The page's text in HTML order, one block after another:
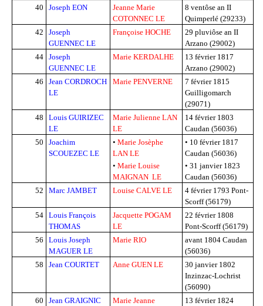
40
Joseph EON
Jeanne Marie
COTONNEC LE
8 ventôse an II
Quimperlé (29233)
42
Joseph
GUENNEC LE
Françoise HOCHE
29 pluviôse an II
Arzano (29002)
44 Joseph
GUENNEC LE
Marie KERDALHE
13 février 1817
Arzano (29002)
46
Jean CORDROCH
LE
Marie PENVERNE
7 février 1815
Guilligomarch
(29071)
48
Louis GUIRIZEC
LE
Marie Julienne LAN
LE
14 février 1803
Caudan (56036)
50
Joachim
SCOUEZEC LE
• Marie Josèphe
LAN LE
• Marie Louise
MAIGNAN LE
• 10 février 1817
Caudan (56036)
• 31 janvier 1823
Caudan (56036)
52
Marc JAMBET Louise CALVE LE 4 février 1793 Pont-
Scorff (56179)
54 Louis François
THOMAS
Jacquette POGAM
LE
22 février 1808
Pont-Scorff (56179)
56
Louis Joseph
MAGUER LE
Marie RIO avant 1804 Caudan
(56036)
58
Jean COURTET Anne GUEN LE
30 janvier 1802
Inzinzac-Lochrist
(56090)
60
Jean GRAIGNIC
Marie Jeanne
13 février 1824